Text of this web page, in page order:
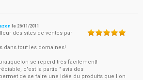
le 26/11/2011
des sites de ventes par
dans tout les domaines!
se reperd très facilement!
c'est la partie " avis des
de se faire une idée du produits que l'on